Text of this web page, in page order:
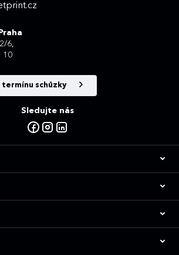
6,
10
termínu schůzky
Sledujte nás